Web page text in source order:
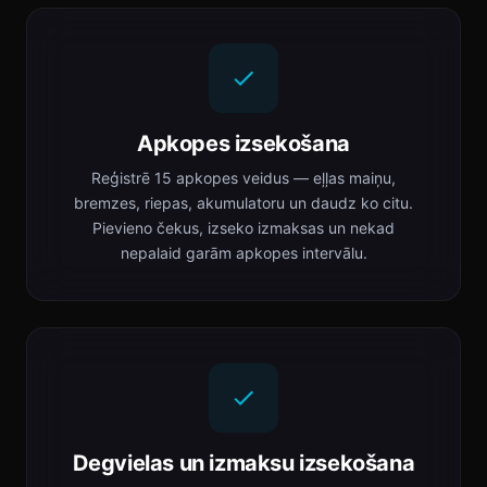
Apkopes izsekošana
Reģistrē 15 apkopes veidus — eļļas maiņu,
bremzes, riepas, akumulatoru un daudz ko citu.
Pievieno čekus, izseko izmaksas un nekad
nepalaid garām apkopes intervālu.
Degvielas un izmaksu izsekošana